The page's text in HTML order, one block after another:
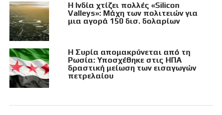
Η Ινδία χτίζει πολλές «Silicon
Valleys»: Μάχη των πολιτειών για
μια αγορά 150 δισ. δολαρίων
Η Συρία απομακρύνεται από τη
Ρωσία: Υποσχέθηκε στις ΗΠΑ
δραστική μείωση των εισαγωγών
πετρελαίου